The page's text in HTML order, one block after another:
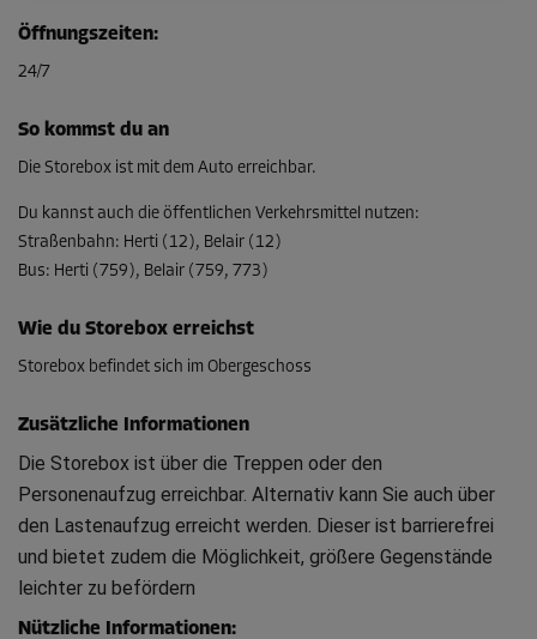
-20%
276.00 CHF/Mon
220.79 CHF/Mon
Abteil 12
Fläche: 6,3 m²
280.00 CHF/Mon
223.99 CHF/Mon
Abteil 22
Öffnungszeiten:
24/7
So kommst du an
Die Storebox ist mit dem Auto erreichbar.
Du kannst auch die öffentlichen Verkehrsmittel nutzen:
Straßenbahn: Herti (12), Belair (12)
Bus: Herti (759), Belair (759, 773)
Wie du Storebox erreichst
Storebox befindet sich im Obergeschoss
Zusätzliche Informationen
Die Storebox ist über die Treppen oder den
Personenaufzug erreichbar. Alternativ kann Sie auch über
den Lastenaufzug erreicht werden. Dieser ist barrierefrei
und bietet zudem die Möglichkeit, größere Gegenstände
leichter zu befördern
Nützliche Informationen: